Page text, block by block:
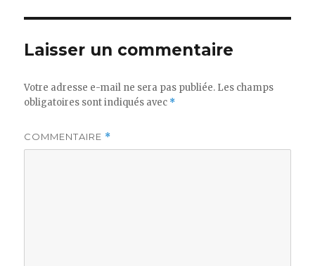
Laisser un commentaire
Votre adresse e-mail ne sera pas publiée. Les champs
obligatoires sont indiqués avec *
COMMENTAIRE *